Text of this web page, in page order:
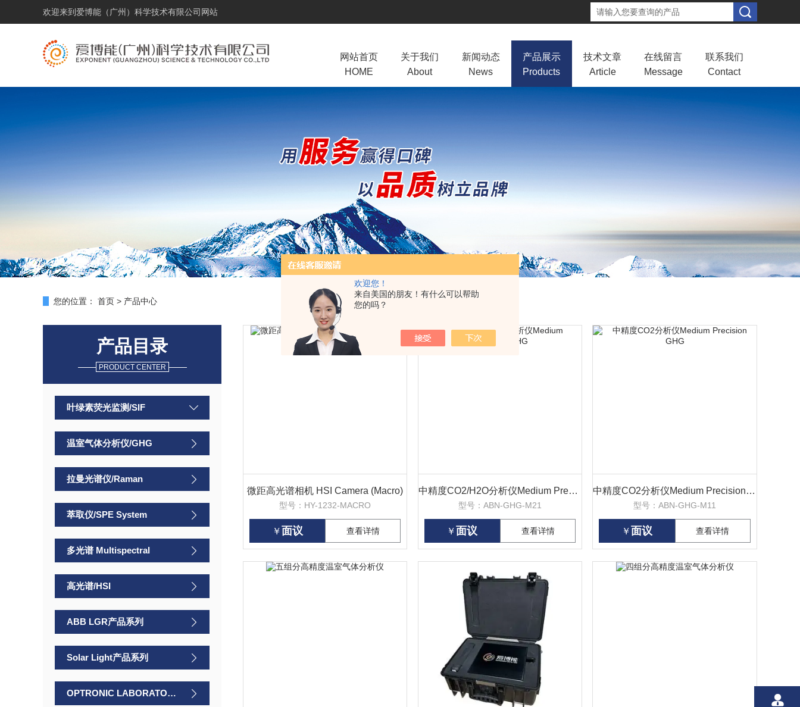
欢迎您！
来自美国的朋友！有什么可以帮助
您的吗？
欢迎来到 爱博能（广州）科学技术有限公司网站
网站首页
HOME
关于我们
About
新闻动态
News
产品展示
Products
技术文章
Article
在线留言
Message
联系我们
Contact
您的位置： 首页 > 产品中心
产品目录
PRODUCT CENTER
叶绿素荧光监测/SIF
温室气体分析仪/GHG
拉曼光谱仪/Raman
萃取仪/SPE System
多光谱 Multispectral​
高光谱/HSI
ABB LGR产品系列
Solar Light产品系列
OPTRONIC LABORATORIES
微距高光谱相机 HSI Camera (Macro)
型号：HY-1232-MACRO
￥ 面议 查看详情
中精度CO2/H2O分析仪Medium Precision GHG
型号：ABN-GHG-M21
￥ 面议 查看详情
中精度CO2分析仪Medium Precision GHG
型号：ABN-GHG-M11
￥ 面议 查看详情